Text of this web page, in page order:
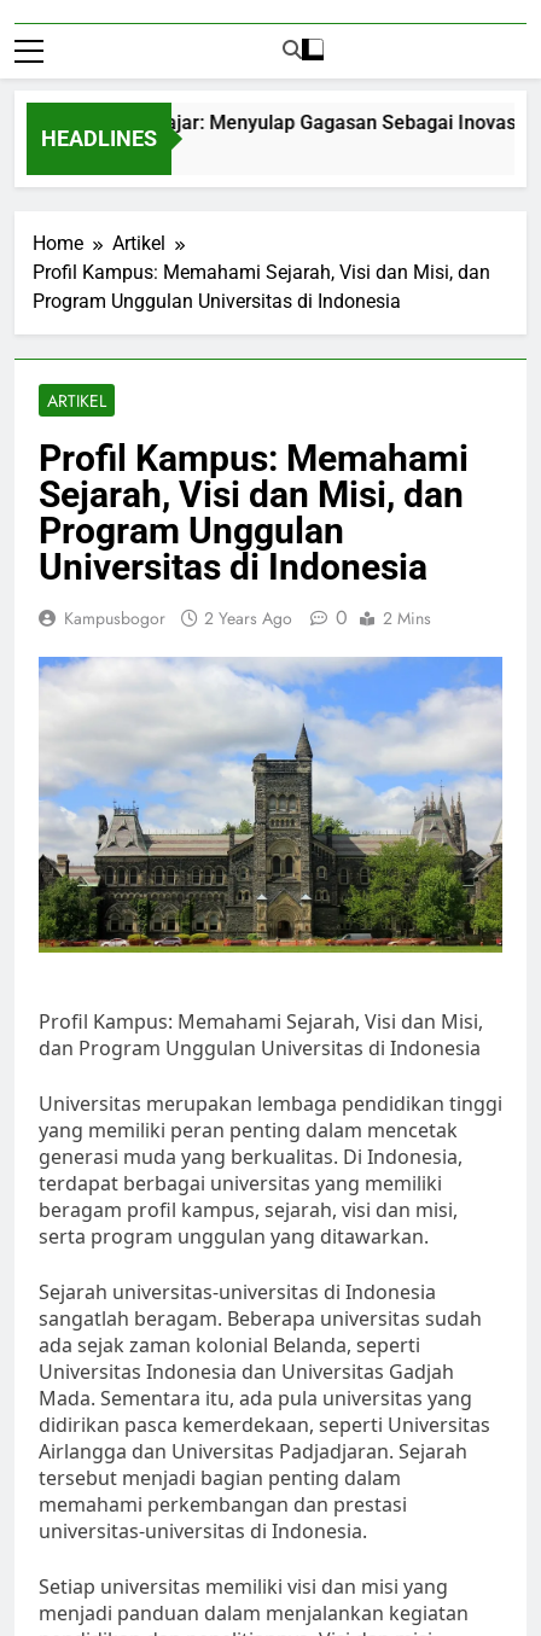
HEADLINES
Pelajar: Menyulap Gagasan Sebagai Inovasi
Ago
Home
Artikel
Profil Kampus: Memahami Sejarah, Visi dan Misi, dan
Program Unggulan Universitas di Indonesia
ARTIKEL
Profil Kampus: Memahami
Sejarah, Visi dan Misi, dan
Program Unggulan
Universitas di Indonesia
Kampusbogor 2 Years Ago 0 2 Mins
Profil Kampus: Memahami Sejarah, Visi dan Misi,
dan Program Unggulan Universitas di Indonesia
Universitas merupakan lembaga pendidikan tinggi
yang memiliki peran penting dalam mencetak
generasi muda yang berkualitas. Di Indonesia,
terdapat berbagai universitas yang memiliki
beragam profil kampus, sejarah, visi dan misi,
serta program unggulan yang ditawarkan.
Sejarah universitas-universitas di Indonesia
sangatlah beragam. Beberapa universitas sudah
ada sejak zaman kolonial Belanda, seperti
Universitas Indonesia dan Universitas Gadjah
Mada. Sementara itu, ada pula universitas yang
didirikan pasca kemerdekaan, seperti Universitas
Airlangga dan Universitas Padjadjaran. Sejarah
tersebut menjadi bagian penting dalam
memahami perkembangan dan prestasi
universitas-universitas di Indonesia.
Setiap universitas memiliki visi dan misi yang
menjadi panduan dalam menjalankan kegiatan